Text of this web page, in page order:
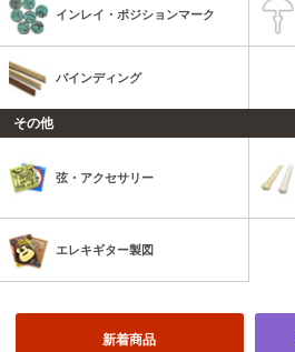
インレイ・ポジションマーク
バインディング
その他
弦・アクセサリー
エレキギター製図
新着商品